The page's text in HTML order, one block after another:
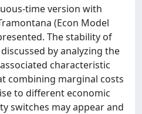
time version with
(Econ Model
The stability of
by analyzing the
characteristic
combining marginal costs
to different economic
switches may appear and